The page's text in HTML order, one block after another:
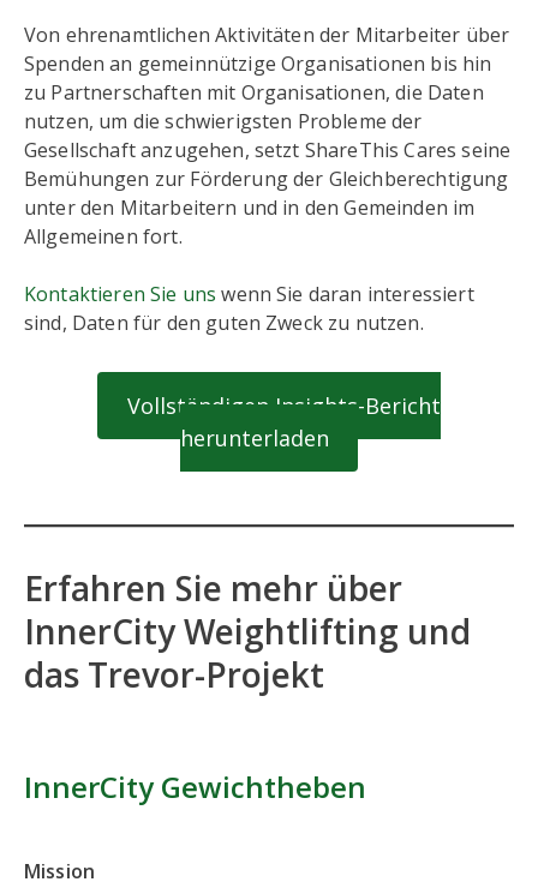
Von ehrenamtlichen Aktivitäten der Mitarbeiter über
Spenden an gemeinnützige Organisationen bis hin
zu Partnerschaften mit Organisationen, die Daten
nutzen, um die schwierigsten Probleme der
Gesellschaft anzugehen, setzt ShareThis Cares seine
Bemühungen zur Förderung der Gleichberechtigung
unter den Mitarbeitern und in den Gemeinden im
Allgemeinen fort.
Kontaktieren Sie uns wenn Sie daran interessiert
sind, Daten für den guten Zweck zu nutzen.
Vollständigen Insights-Bericht
herunterladen
Erfahren Sie mehr über
InnerCity Weightlifting und
das Trevor-Projekt
InnerCity Gewichtheben
Mission